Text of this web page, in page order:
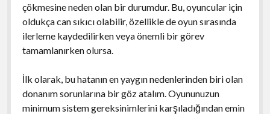
çökmesine neden olan bir durumdur. Bu, oyuncular için
oldukça can sıkıcı olabilir, özellikle de oyun sırasında
ilerleme kaydedilirken veya önemli bir görev
tamamlanırken olursa.
İlk olarak, bu hatanın en yaygın nedenlerinden biri olan
donanım sorunlarına bir göz atalım. Oyununuzun
minimum sistem gereksinimlerini karşıladığından emin